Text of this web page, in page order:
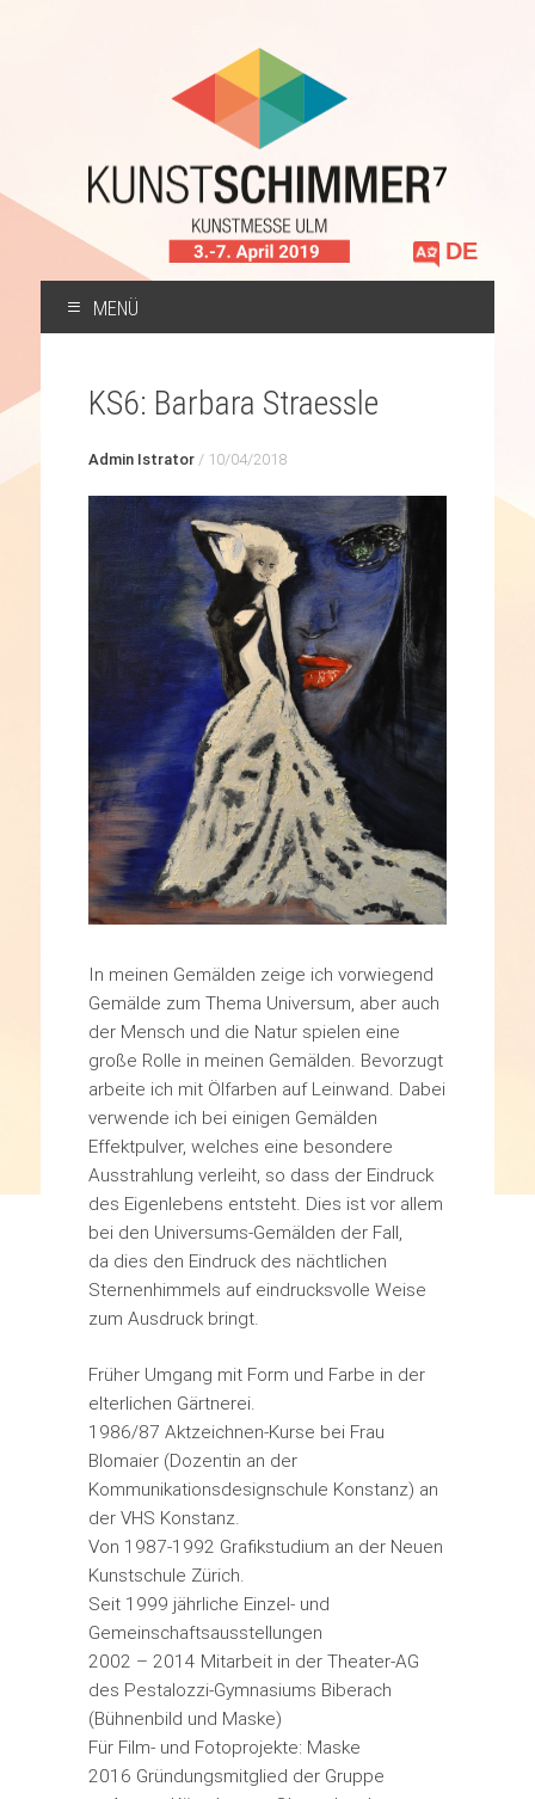
Sprache
auswählen
MENÜ
SPRINGEN
KS6: Barbara Straessle
Admin Istrator/ 10/04/2018
In meinen Gemälden zeige ich vorwiegend
Gemälde zum Thema Universum, aber auch
der Mensch und die Natur spielen eine
große Rolle in meinen Gemälden. Bevorzugt
arbeite ich mit Ölfarben auf Leinwand. Dabei
verwende ich bei einigen Gemälden
Effektpulver, welches eine besondere
Ausstrahlung verleiht, so dass der Eindruck
des Eigenlebens entsteht. Dies ist vor allem
bei den Universums-Gemälden der Fall,
da dies den Eindruck des nächtlichen
Sternenhimmels auf eindrucksvolle Weise
zum Ausdruck bringt.
Früher Umgang mit Form und Farbe in der
elterlichen Gärtnerei.
1986/87 Aktzeichnen-Kurse bei Frau
Blomaier (Dozentin an der
Kommunikationsdesignschule Konstanz) an
der VHS Konstanz.
Von 1987-1992 Grafikstudium an der Neuen
Kunstschule Zürich.
Seit 1999 jährliche Einzel- und
Gemeinschaftsausstellungen
2002 – 2014 Mitarbeit in der Theater-AG
des Pestalozzi-Gymnasiums Biberach
(Bühnenbild und Maske)
Für Film- und Fotoprojekte: Maske
2016 Gründungsmitglied der Gruppe